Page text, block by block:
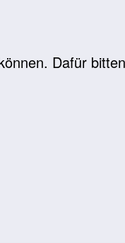
Dafür